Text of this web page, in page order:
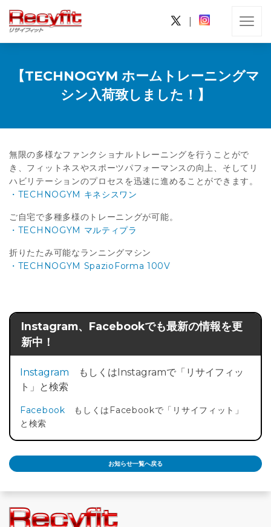
【TECHNOGYM ホームトレーニングマ
シン入荷致しました！】
無限の多様なファンクショナルトレーニングを行うことがで
き、フィットネスやスポーツパフォーマンスの向上、そしてリ
ハビリテーションのプロセスを迅速に進めることができます。
・TECHNOGYM キネシスワン
ご自宅で多種多様のトレーニングが可能。
・TECHNOGYM マルティプラ
折りたたみ可能なランニングマシン
・TECHNOGYM SpazioForma 100V
Instagram、Facebookでも最新の情報を更
新中！
Instagram もしくはInstagramで「リサイフィッ
ト」と検索
Facebook もしくはFacebookで「リサイフィット」
と検索
お知らせ一覧へ戻る